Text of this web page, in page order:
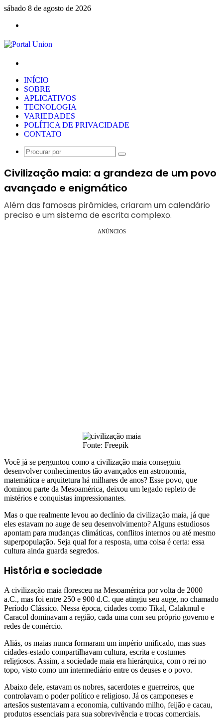
sábado 8 de agosto de 2026
INÍCIO
SOBRE
APLICATIVOS
TECNOLOGIA
VARIEDADES
POLÍTICA DE PRIVACIDADE
CONTATO
Procurar
Civilização maia: a grandeza de um povo
avançado e enigmático
Além das famosas pirâmides, criaram um calendário
preciso e um sistema de escrita complexo.
ANÚNCIOS
Fonte: Freepik
Você já se perguntou como a civilização maia conseguiu
desenvolver conhecimentos tão avançados em astronomia,
matemática e arquitetura há milhares de anos? Esse povo, que
dominou parte da Mesoamérica, deixou um legado repleto de
mistérios e conquistas impressionantes.
Mas o que realmente levou ao declínio da civilização maia, já que
eles estavam no auge de seu desenvolvimento? Alguns estudiosos
apontam para mudanças climáticas, conflitos internos ou até mesmo
superpopulação. Seja qual for a resposta, uma coisa é certa: essa
cultura ainda guarda segredos.
História e sociedade
A civilização maia floresceu na Mesoamérica por volta de 2000
a.C., mas foi entre 250 e 900 d.C. que atingiu seu auge, no chamado
Período Clássico. Nessa época, cidades como Tikal, Calakmul e
Caracol dominavam a região, cada uma com seu próprio governo e
redes de comércio.
Aliás, os maias nunca formaram um império unificado, mas suas
cidades-estado compartilhavam cultura, escrita e costumes
religiosos. Assim, a sociedade maia era hierárquica, com o rei no
topo, visto como um intermediário entre os deuses e o povo.
Abaixo dele, estavam os nobres, sacerdotes e guerreiros, que
controlavam o poder político e religioso. Já os camponeses e
artesãos sustentavam a economia, cultivando milho, feijão e cacau,
produtos essenciais para sua sobrevivência e trocas comerciais.